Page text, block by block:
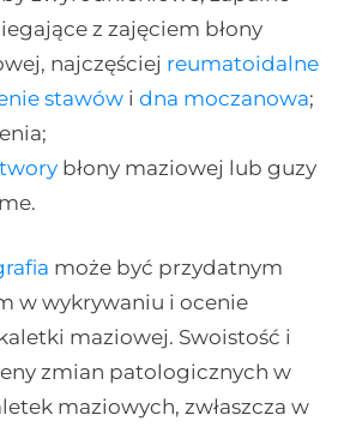
z zajęciem błony
najczęściej reumatoidalne
stawówi dna moczanowa;
błony maziowej lub guzy
może być przydatnym
w wykrywaniu i ocenie
maziowej. Swoistość i
zmian patologicznych w
maziowych, zwłaszcza w